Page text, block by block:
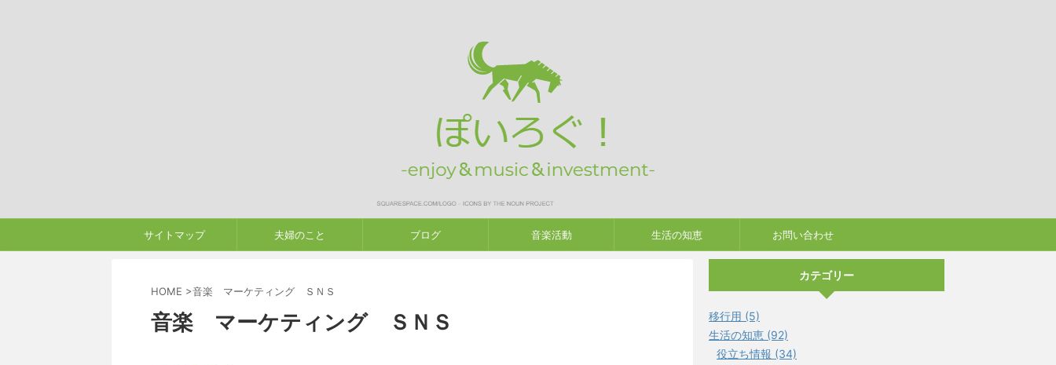
サイトマップ 夫婦のこと ブログ 音楽活動 生活の知恵 お問い合わせ
HOME >音楽 マーケティング ＳＮＳ
音楽 マーケティング ＳＮＳ
カテゴリー
移行用 (5)
生活の知恵 (92)
役立ち情報 (34)